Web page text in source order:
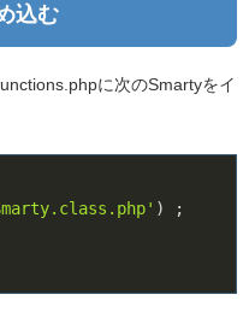
込む
に次のSmartyをイ
) ;